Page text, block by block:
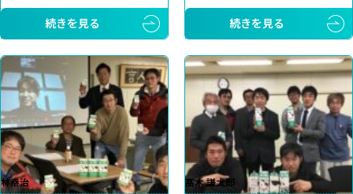
続きを見る
続きを見る
林幸治
髙木 謙太郎